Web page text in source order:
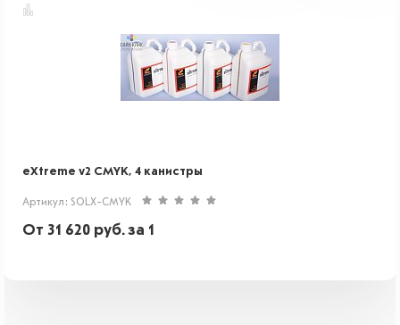
eXtreme v2 CMYK, 4 канистры
Артикул: SOLX-CMYK
От 31 620 руб.за 1